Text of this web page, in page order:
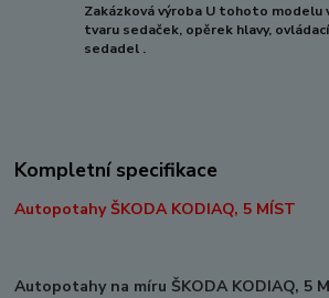
Zakázková výroba U tohoto modelu
tvaru sedaček, opěrek hlavy,
sedadel .
Kompletní specifikace
Autopotahy ŠKODA KODIAQ, 5 MÍST
Autopotahy na míru ŠKODA KODIAQ, 5